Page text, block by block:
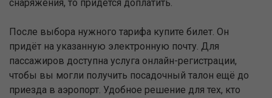
снаряжения, то придётся доплатить.
После выбора нужного тарифа купите билет. Он
придёт на указанную электронную почту. Для
пассажиров доступна услуга онлайн-регистрации,
чтобы вы могли получить посадочный талон ещё до
приезда в аэропорт. Удобное решение для тех, кто